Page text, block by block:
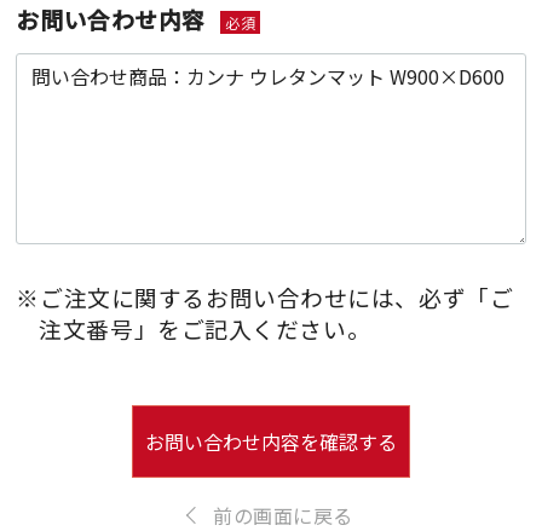
お問い合わせ内容 必須
※ご注文に関するお問い合わせには、必ず「ご
注文番号」をご記入ください。
前の画面に戻る
お問い合わせ内容を確認する